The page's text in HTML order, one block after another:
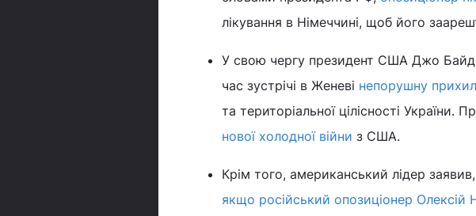
лікування в Німеччині, щоб його
У свою чергу президент США Джо
час зустрічі в Женеві непорушну
та територіальної цілісності України.
нової холодної війни з США.
Крім того, американський лідер
якщо російський опозиціонер Олексій